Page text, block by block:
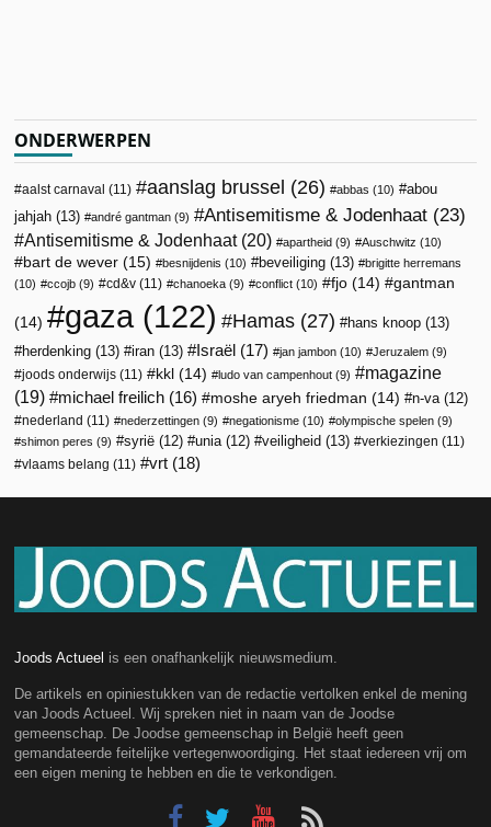
ONDERWERPEN
aalst carnaval (11) aanslag brussel (26) abbas (10)
abou
jahjah (13) andré gantman (9) Antisemitisme & Jodenhaat (23)
Antisemitisme & Jodenhaat(20) apartheid (9) Auschwitz (10)
bart de wever (15) besnijdenis (10) beveiliging (13)
brigitte herremans
(10)
ccojb (9) cd&v (11) chanoeka (9) conflict (10) fjo (14) gantman
(14) gaza (122) Hamas (27) hans knoop (13)
herdenking (13) iran (13) Israël (17) jan jambon (10) Jeruzalem (9)
joods onderwijs (11) kkl (14) ludo van campenhout (9)
magazine
(19)
michael freilich (16) moshe aryeh friedman (14) n-va (12)
nederland (11) nederzettingen (9) negationisme (10) olympische spelen (9)
shimon peres (9) syrië (12) unia (12) veiligheid (13) verkiezingen (11)
vlaams belang (11) vrt (18)
Joods Actueel is een onafhankelijk nieuwsmedium.
De artikels en opiniestukken van de redactie vertolken enkel de mening
van Joods Actueel. Wij spreken niet in naam van de Joodse
gemeenschap. De Joodse gemeenschap in België heeft geen
gemandateerde feitelijke vertegenwoordiging. Het staat iedereen vrij om
een eigen mening te hebben en die te verkondigen.